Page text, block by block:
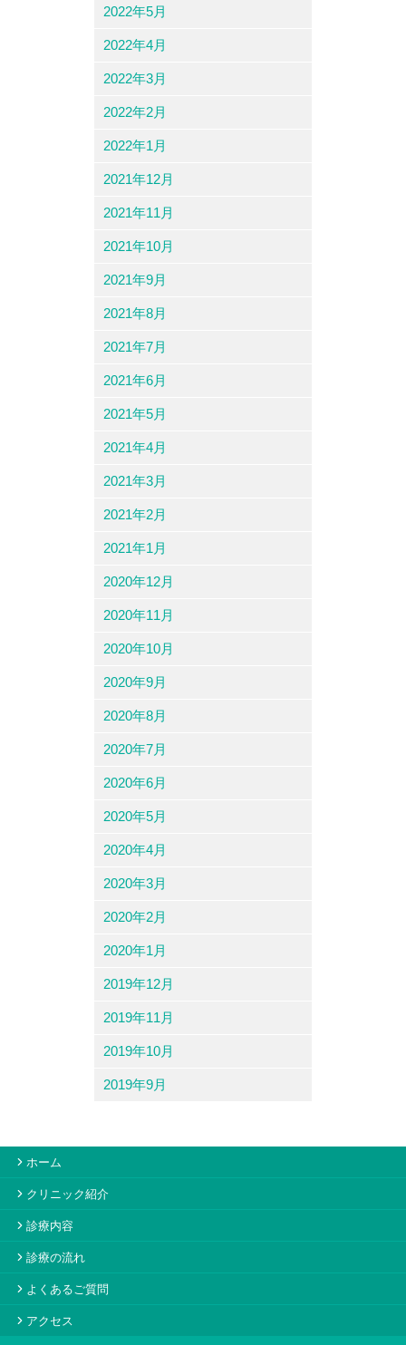
2022年5月
2022年4月
2022年3月
2022年2月
2022年1月
2021年12月
2021年11月
2021年10月
2021年9月
2021年8月
2021年7月
2021年6月
2021年5月
2021年4月
2021年3月
2021年2月
2021年1月
2020年12月
2020年11月
2020年10月
2020年9月
2020年8月
2020年7月
2020年6月
2020年5月
2020年4月
2020年3月
2020年2月
2020年1月
2019年12月
2019年11月
2019年10月
2019年9月
ホーム
クリニック紹介
診療内容
診療の流れ
よくあるご質問
アクセス